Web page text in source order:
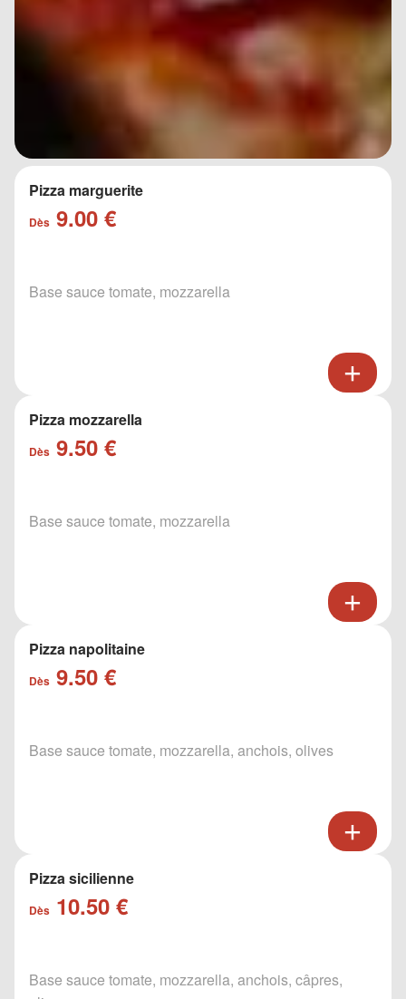
Pizza marguerite
Dès 9.00 €
Base sauce tomate, mozzarella
Pizza mozzarella
Dès 9.50 €
Base sauce tomate, mozzarella
Pizza napolitaine
Dès 9.50 €
Base sauce tomate, mozzarella, anchois, olives
Pizza sicilienne
Dès 10.50 €
Base sauce tomate, mozzarella, anchois, câpres,